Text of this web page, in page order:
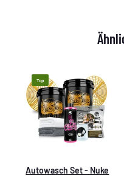
Top
Autowasch Set - Nuke